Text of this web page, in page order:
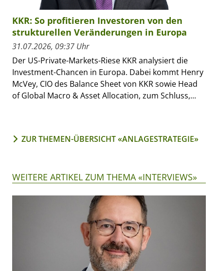
KKR: So profitieren Investoren von den
strukturellen Veränderungen in Europa
31.07.2026, 09:37 Uhr
Der US-Private-Markets-Riese KKR analysiert die
Investment-Chancen in Europa. Dabei kommt Henry
McVey, CIO des Balance Sheet von KKR sowie Head
of Global Macro & Asset Allocation, zum Schluss,...
ZUR THEMEN-ÜBERSICHT «ANLAGESTRATEGIE»
WEITERE ARTIKEL ZUM THEMA «INTERVIEWS»